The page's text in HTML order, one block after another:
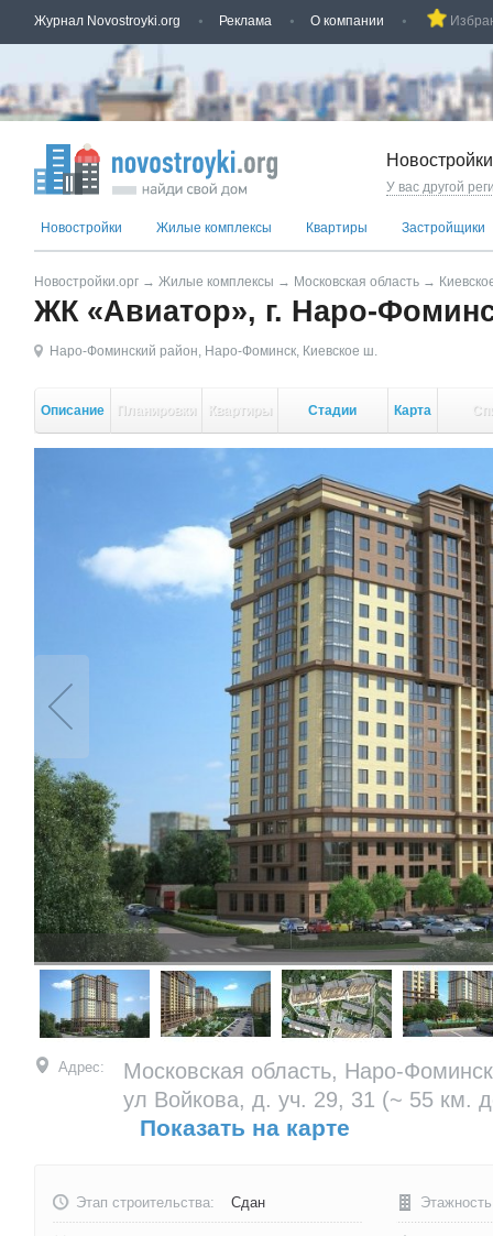
Журнал Novostroyki.org Реклама О компании
У вас другой
Новостройки Жилые комплексы Квартиры Застройщики
Новостройки.орг → Жилые комплексы → Московская область →
ЖК «Авиатор», г. Наро-
Наро-Фоминский район, Наро-Фоминск, Киевское ш.
Описание Планировки Квартиры Стадии Карта
Адрес:
Московская область, Наро-
ул Войкова, д. уч. 29, 31 (~ 55 км.
Показать на карте
Этап строительства: Сдан Этажность